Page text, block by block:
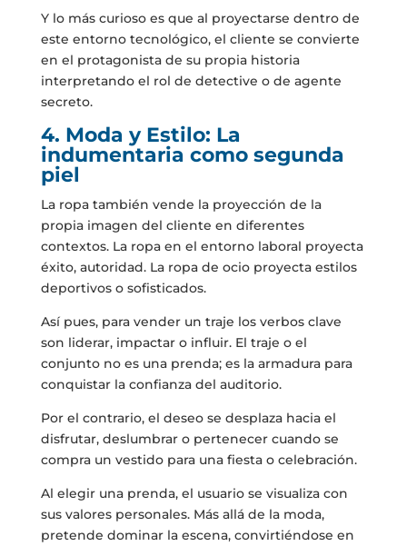
Y lo más curioso es que al proyectarse dentro de
este entorno tecnológico, el cliente se convierte
en el protagonista de su propia historia
interpretando el rol de detective o de agente
secreto.
4. Moda y Estilo: La
indumentaria como segunda
piel
La ropa también vende la proyección de la
propia imagen del cliente en diferentes
contextos. La ropa en el entorno laboral proyecta
éxito, autoridad. La ropa de ocio proyecta estilos
deportivos o sofisticados.
Así pues, para vender un traje los verbos clave
son liderar, impactar o influir. El traje o el
conjunto no es una prenda; es la armadura para
conquistar la confianza del auditorio.
Por el contrario, el deseo se desplaza hacia el
disfrutar, deslumbrar o pertenecer cuando se
compra un vestido para una fiesta o celebración.
Al elegir una prenda, el usuario se visualiza con
sus valores personales. Más allá de la moda,
pretende dominar la escena, convirtiéndose en